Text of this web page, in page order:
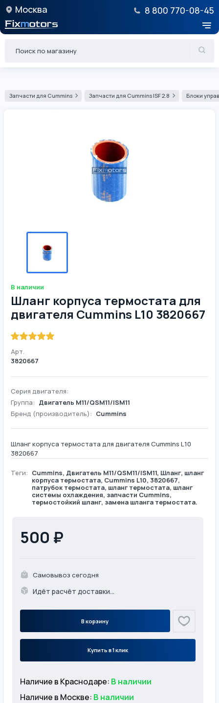
Москва 8 800 770-08-45
Запчасти для Cummins Запчасти для Cummins ISF 2.8 Блоки
В наличии
Шланг корпуса термостата для
двигателя Cummins L10 3820667
Арт.
3820667
Серия двигателя:
Группа: Двигатель М11/QSM11/ISM11
Бренд (производитель): Cummins
Шланг корпуса термостата для двигателя Cummins L10
3820667
Теги: Cummins, Двигатель М11/QSM11/ISM11, Шланг, шланг
корпуса термостата, Cummins L10, 3820667,
патрубок термостата, шланг термостата, шланг
системы охлаждения, запчасти Cummins,
термостойкий шланг, замена шланга термостата.
500 ₽
Самовывоз сегодня
Идёт расчёт доставки...
В корзину
Купить в 1 клик
Наличие в Краснодаре: В наличии
Наличие в Москве: В наличии